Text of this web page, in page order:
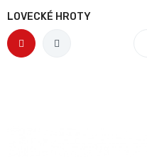
LOVECKÉ HROTY